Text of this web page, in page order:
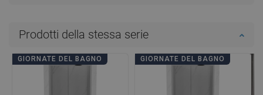
Prodotti della stessa serie
GIORNATE DEL BAGNO GIORNATE DEL BAGNO